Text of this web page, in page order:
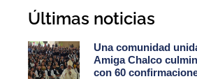
Últimas noticias
Una comunidad
Amiga Chalco
con 60